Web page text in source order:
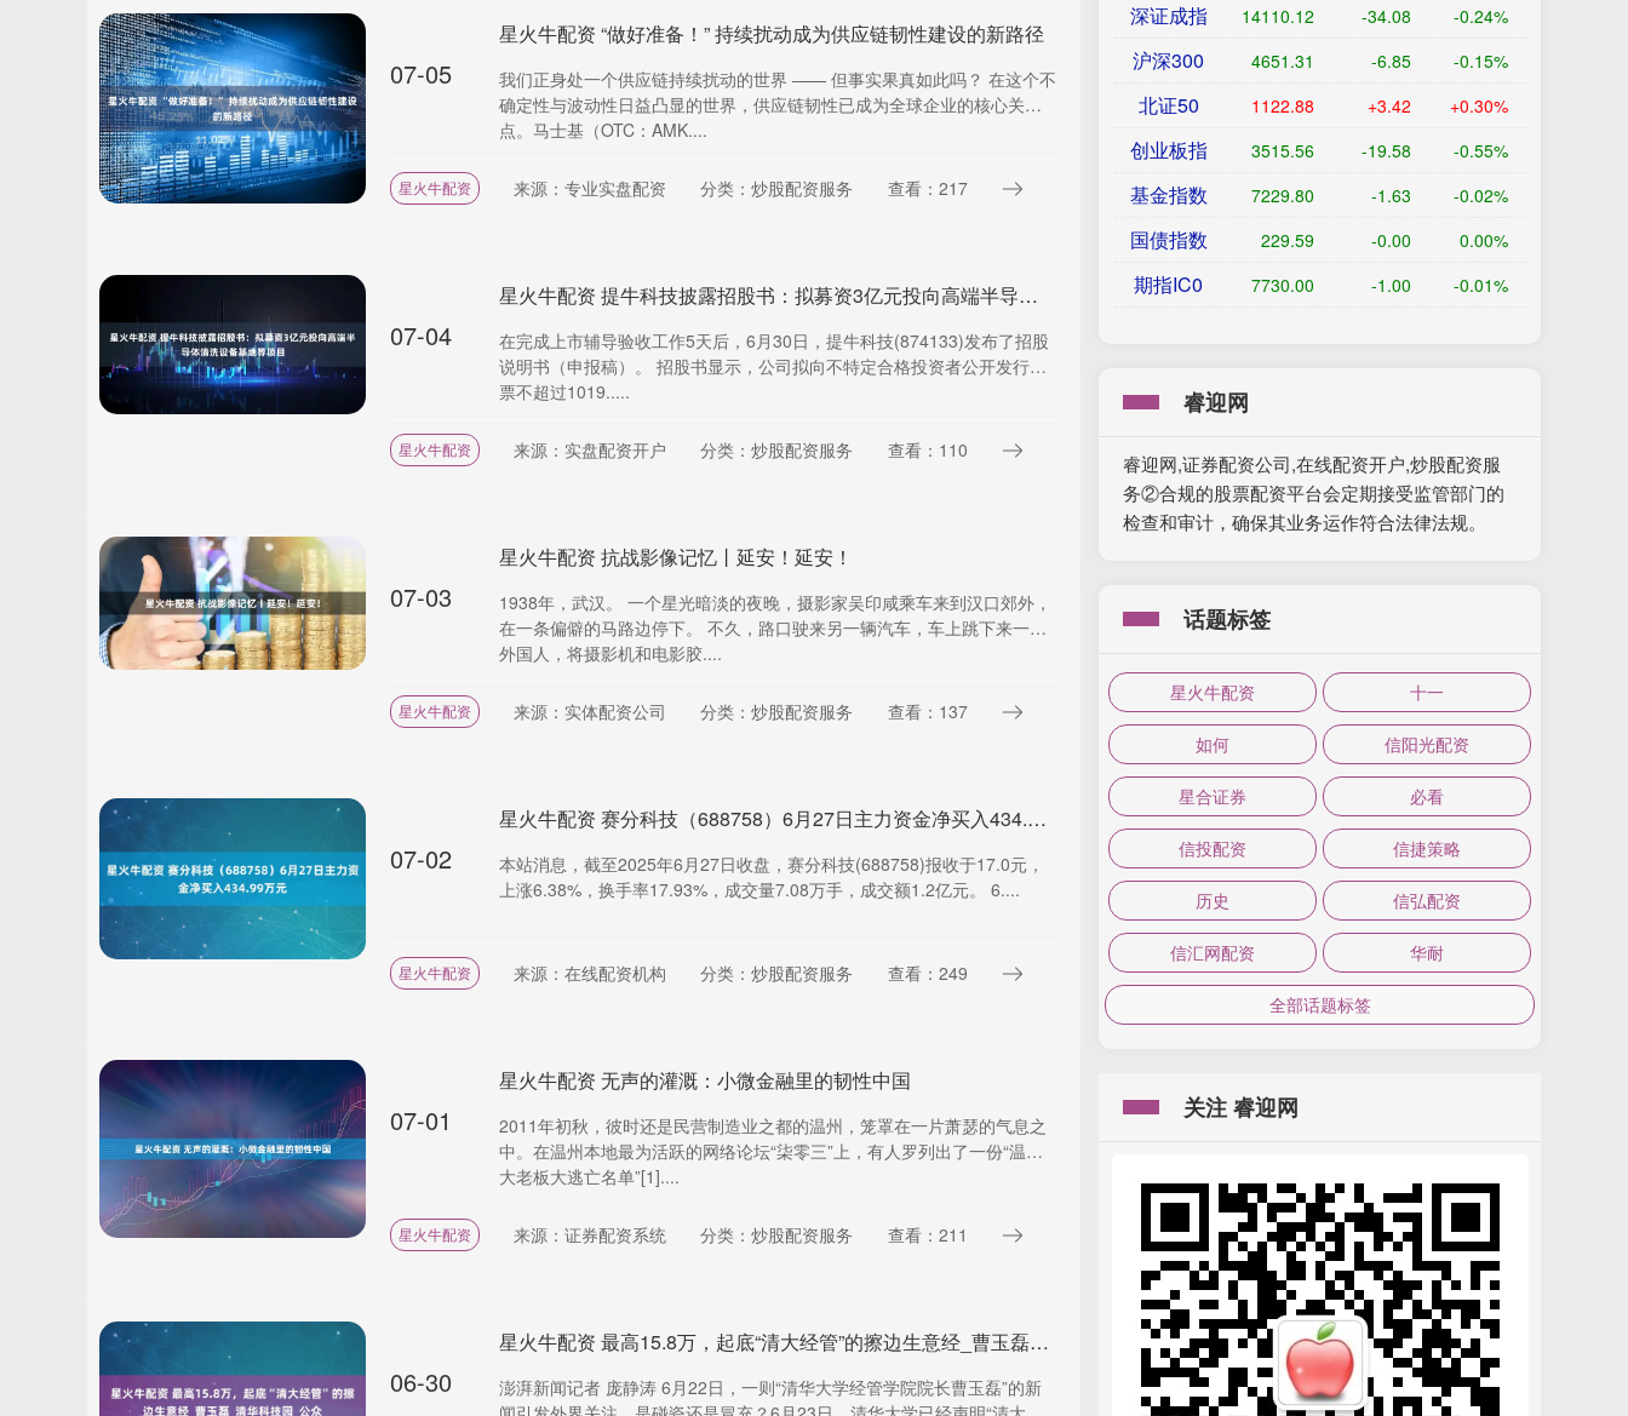
07-05
星火牛配资 “做好准备！” 持续扰动成为供应链韧性建设的新路径
我们正身处一个供应链持续扰动的世界 —— 但事实果真如此吗？ 在这个不
确定性与波动性日益凸显的世界，供应链韧性已成为全球企业的核心关注
点。马士基（OTC：AMK....
星火牛配资 来源：专业实盘配资 分类：炒股配资服务 查看：217
07-04
星火牛配资 提牛科技披露招股书：拟募资3亿元投向高端半导体清洗设备基地等项目
在完成上市辅导验收工作5天后，6月30日，提牛科技(874133)发布了招股
说明书（申报稿）。 招股书显示，公司拟向不特定合格投资者公开发行股
票不超过1019.....
星火牛配资 来源：实盘配资开户 分类：炒股配资服务 查看：110
07-03
星火牛配资 抗战影像记忆丨延安！延安！
1938年，武汉。 一个星光暗淡的夜晚，摄影家吴印咸乘车来到汉口郊外，
在一条偏僻的马路边停下。 不久，路口驶来另一辆汽车，车上跳下来一位
外国人，将摄影机和电影胶....
星火牛配资 来源：实体配资公司 分类：炒股配资服务 查看：137
07-02
星火牛配资 赛分科技（688758）6月27日主力资金净买入434.99万元
本站消息，截至2025年6月27日收盘，赛分科技(688758)报收于17.0元，
上涨6.38%，换手率17.93%，成交量7.08万手，成交额1.2亿元。 6....
星火牛配资 来源：在线配资机构 分类：炒股配资服务 查看：249
07-01
星火牛配资 无声的灌溉：小微金融里的韧性中国
2011年初秋，彼时还是民营制造业之都的温州，笼罩在一片萧瑟的气息之
中。在温州本地最为活跃的网络论坛“柒零三”上，有人罗列出了一份“温州
大老板大逃亡名单”[1]....
星火牛配资 来源：证券配资系统 分类：炒股配资服务 查看：211
06-30
星火牛配资 最高15.8万，起底“清大经管”的擦边生意经_曹玉磊_清华科技园_公众
澎湃新闻记者 庞静涛 6月22日，一则“清华大学经管学院院长曹玉磊”的新
深证成指 14110.12 -34.08 -0.24%
沪深300 4651.31 -6.85 -0.15%
北证50 1122.88 +3.42 +0.30%
创业板指 3515.56 -19.58 -0.55%
基金指数 7229.80 -1.63 -0.02%
国债指数 229.59 -0.00 0.00%
期指IC0 7730.00 -1.00 -0.01%
睿迎网
睿迎网,证券配资公司,在线配资开户,炒股配资服
务②合规的股票配资平台会定期接受监管部门的
检查和审计，确保其业务运作符合法律法规。
话题标签
星火牛配资 十一
如何 信阳光配资
星合证券 必看
信投配资 信捷策略
历史 信弘配资
信汇网配资 华耐
全部话题标签
关注 睿迎网